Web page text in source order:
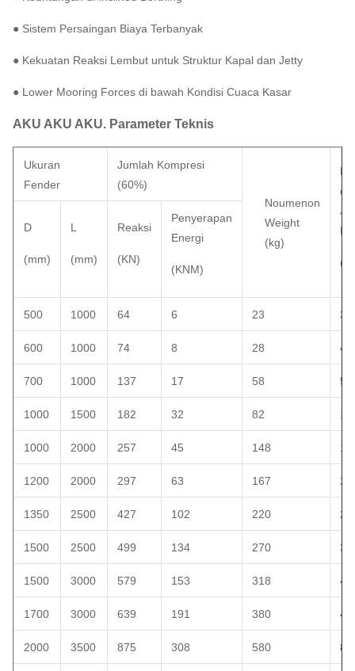
● Sistem Persaingan Biaya Terbanyak
● Kekuatan Reaksi Lembut untuk Struktur Kapal dan Jetty
● Lower Mooring Forces di bawah Kondisi Cuaca Kasar
AKU AKU AKU. Parameter Teknis
Ukuran
Fender
Jumlah Kompresi
(60%)
Noumenon
Weight
(kg)
D
(mm)
L
(mm)
Reaksi
(KN)
Penyerapan
Energi
(KNM)
500 1000 64 6 23 35
600 1000 74 8 28 40
700 1000 137 17 58 52
1000 1500 182 32 82
1000 2000 257 45 148
1200 2000 297 63 167
1350 2500 427 102 220
1500 2500 499 134 270
1500 3000 579 153 318
1700 3000 639 191 380
2000 3500 875 308 580